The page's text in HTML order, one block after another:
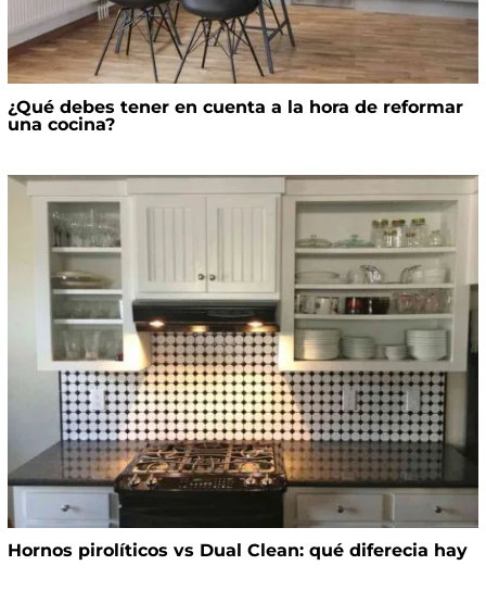
¿Qué debes tener en cuenta a la hora de reformar
una cocina?
Hornos pirolíticos vs Dual Clean: qué diferecia hay